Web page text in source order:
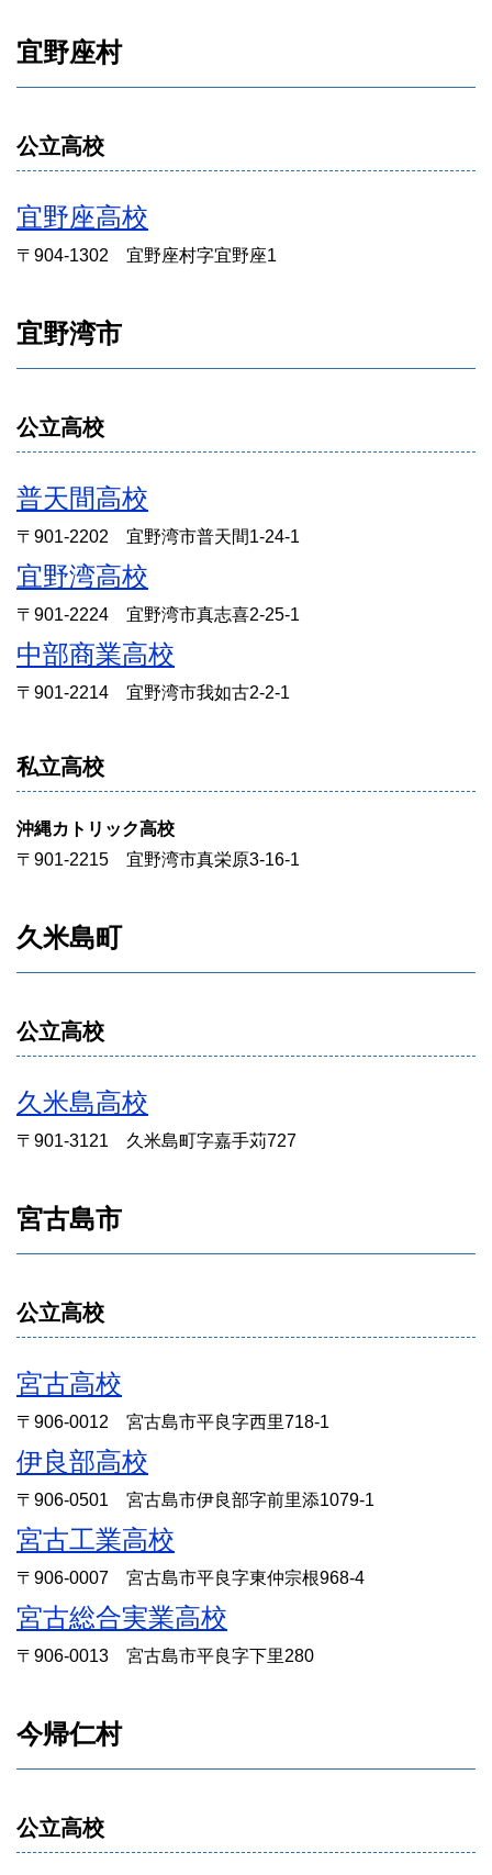
宜野座村
公立高校
宜野座高校
〒904-1302 宜野座村字宜野座1
宜野湾市
公立高校
普天間高校
〒901-2202 宜野湾市普天間1-24-1
宜野湾高校
〒901-2224 宜野湾市真志喜2-25-1
中部商業高校
〒901-2214 宜野湾市我如古2-2-1
私立高校
沖縄カトリック高校
〒901-2215 宜野湾市真栄原3-16-1
久米島町
公立高校
久米島高校
〒901-3121 久米島町字嘉手苅727
宮古島市
公立高校
宮古高校
〒906-0012 宮古島市平良字西里718-1
伊良部高校
〒906-0501 宮古島市伊良部字前里添1079-1
宮古工業高校
〒906-0007 宮古島市平良字東仲宗根968-4
宮古総合実業高校
〒906-0013 宮古島市平良字下里280
今帰仁村
公立高校